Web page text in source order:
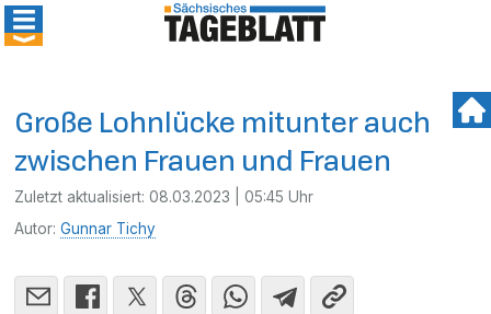
Große Lohnlücke mitunter auch
zwischen Frauen und Frauen
Zuletzt aktualisiert:08.03.2023 | 05:45 Uhr
Autor:Gunnar Tichy